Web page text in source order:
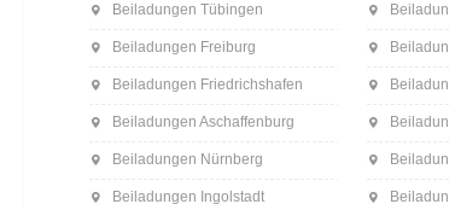
Beiladungen Tübingen
Beiladungen Freiburg
Beiladungen Friedrichshafen
Beiladungen Aschaffenburg
Beiladungen Nürnberg
Beiladungen Ingolstadt